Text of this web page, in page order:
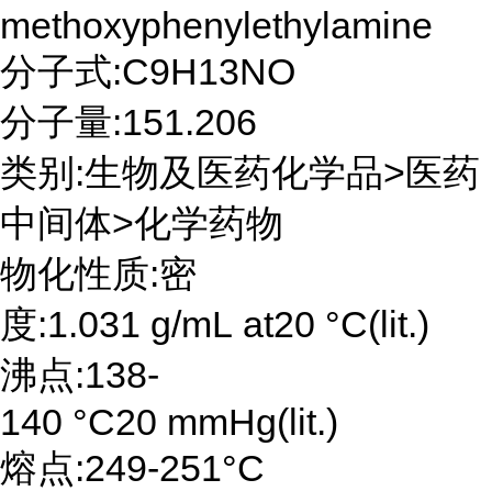
methoxyphenylethylamine
分子式:C9H13NO
分子量:151.206
类别:生物及医药化学品>医药
中间体>化学药物
物化性质:密
度:1.031 g/mL at20 °C(lit.)
沸点:138-
140 °C20 mmHg(lit.)
熔点:249-251°C